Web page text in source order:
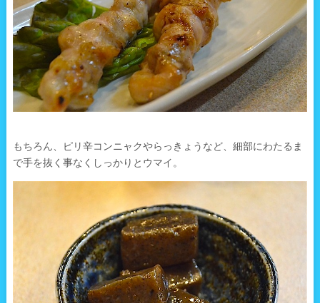
もちろん、ピリ辛コンニャクやらっきょうなど、細部にわたるま
で手を抜く事なくしっかりとウマイ。